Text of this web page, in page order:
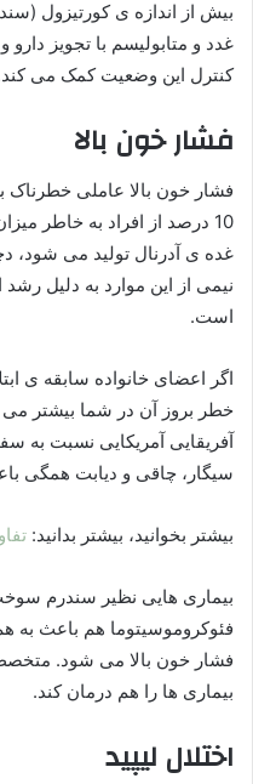
بیش از اندازه ی کورتیزول
غدد و متابولیسم با تجویز
کنترل این وضعیت کمک می
فشار خون بالا
فشار خون بالا عاملی خطرناک
10 درصد از افراد به خاطر
غده ی آدرنال تولید می شود،
نیمی از این موارد به دلیل
است.
اگر اعضای خانواده سابقه ی
خطر بروز آن در شما بیشتر می
آفریقایی آمریکایی نسبت به
سیگار، چاقی و دیابت همگی
بیشتر بخوانید، بیشتر بدانید:
بیماری هایی نظیر سندرم
فئوکروموسیتوما هم باعث به
فشار خون بالا می شود.
بیماری ها را هم درمان کند.
اختلال لیپید